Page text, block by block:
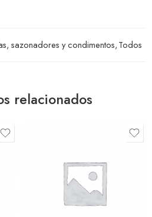
sazonadores y condimentos,Todos
relacionados